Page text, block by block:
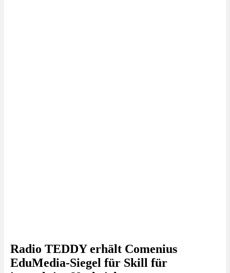
Radio TEDDY erhält Comenius
EduMedia-Siegel für Skill für